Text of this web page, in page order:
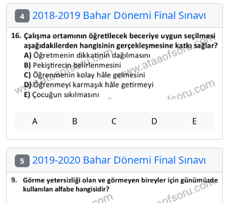
4 2018-2019 Bahar Dönemi Final Sınavı
A B C D E
5 2019-2020 Bahar Dönemi Final Sınavı